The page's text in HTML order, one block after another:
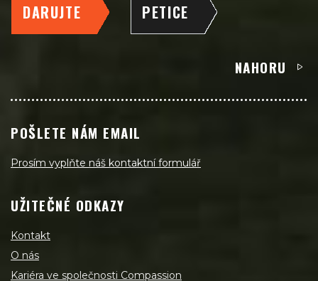
DARUJTE PETICE
NAHORU
POŠLETE NÁM EMAIL
Prosím vyplňte náš kontaktní formulář
UŽITEČNÉ ODKAZY
Kontakt
O nás
Kariéra ve společnosti Compassion